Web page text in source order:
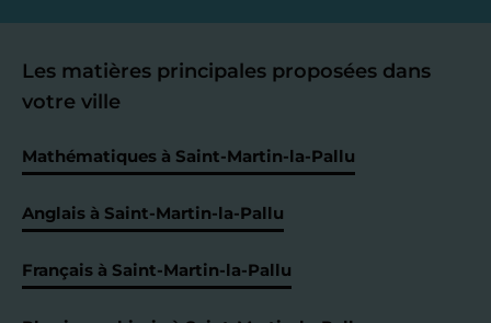
Les matières principales proposées dans
votre ville
Mathématiques à Saint-Martin-la-Pallu
Anglais à Saint-Martin-la-Pallu
Français à Saint-Martin-la-Pallu